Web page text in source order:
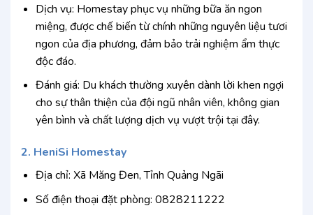
Dịch vụ: Homestay phục vụ những bữa ăn ngon
miệng, được chế biến từ chính những nguyên liệu tươi
ngon của địa phương, đảm bảo trải nghiệm ẩm thực
độc đáo.
Đánh giá: Du khách thường xuyên dành lời khen ngợi
cho sự thân thiện của đội ngũ nhân viên, không gian
yên bình và chất lượng dịch vụ vượt trội tại đây.
2. HeniSi Homestay
Địa chỉ: Xã Măng Đen, Tỉnh Quảng Ngãi
Số điện thoại đặt phòng: 0828211222